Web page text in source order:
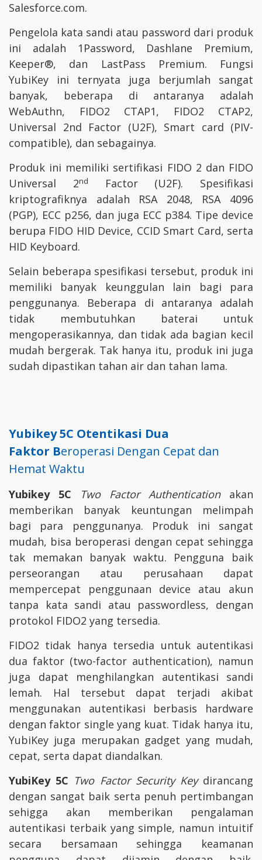
Salesforce.com.
Pengelola kata sandi atau password dari produk
ini adalah 1Password, Dashlane Premium,
Keeper®, dan LastPass Premium. Fungsi
YubiKey ini ternyata juga berjumlah sangat
banyak, beberapa di antaranya adalah
WebAuthn, FIDO2 CTAP1, FIDO2 CTAP2,
Universal 2nd Factor (U2F), Smart card (PIV-
compatible), dan sebagainya.
Produk ini memiliki sertifikasi FIDO 2 dan FIDO
Universal 2nd
Factor (U2F). Spesifikasi
kriptografiknya adalah RSA 2048, RSA 4096
(PGP), ECC p256, dan juga ECC p384. Tipe device
berupa FIDO HID Device, CCID Smart Card, serta
HID Keyboard.
Selain beberapa spesifikasi tersebut, produk ini
memiliki banyak keunggulan lain bagi para
penggunanya. Beberapa di antaranya adalah
tidak membutuhkan baterai untuk
mengoperasikannya, dan tidak ada bagian kecil
mudah bergerak. Tak hanya itu, produk ini juga
sudah dipastikan tahan air dan tahan lama.
Yubikey 5C Otentikasi Dua
Faktor Beroperasi Dengan Cepat dan
Hemat Waktu
Yubikey 5C Two Factor Authentication akan
memberikan banyak keuntungan melimpah
bagi para penggunanya. Produk ini sangat
mudah, bisa beroperasi dengan cepat sehingga
tak memakan banyak waktu. Pengguna baik
perseorangan atau perusahaan dapat
mempercepat penggunaan device atau akun
tanpa kata sandi atau passwordless, dengan
protokol FIDO2 yang tersedia.
FIDO2 tidak hanya tersedia untuk autentikasi
dua faktor (two-factor authentication), namun
juga dapat menghilangkan autentikasi sandi
lemah. Hal tersebut dapat terjadi akibat
menggunakan autentikasi berbasis hardware
dengan faktor single yang kuat. Tidak hanya itu,
YubiKey juga merupakan gadget yang mudah,
cepat, serta dapat diandalkan.
YubiKey 5C Two Factor Security Keydirancang
dengan sangat baik serta penuh pertimbangan
sehigga akan memberikan pengalaman
autentikasi terbaik yang simple, namun intuitif
secara bersamaan sehingga keamanan